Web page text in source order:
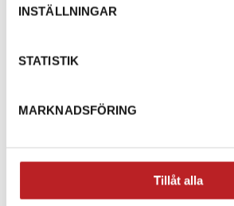
INSTÄLLNINGAR
STATISTIK
MARKNADSFÖRING
Tillåt alla
VÅRA